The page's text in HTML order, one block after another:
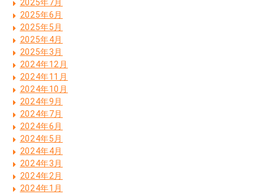
2025年7月
2025年6月
2025年5月
2025年4月
2025年3月
2024年12月
2024年11月
2024年10月
2024年9月
2024年7月
2024年6月
2024年5月
2024年4月
2024年3月
2024年2月
2024年1月